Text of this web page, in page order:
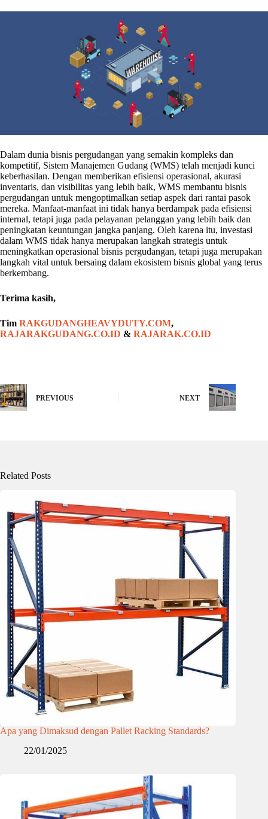
Dalam dunia bisnis pergudangan yang semakin kompleks dan
kompetitif, Sistem Manajemen Gudang (WMS) telah menjadi kunci
keberhasilan. Dengan memberikan efisiensi operasional, akurasi
inventaris, dan visibilitas yang lebih baik, WMS membantu bisnis
pergudangan untuk mengoptimalkan setiap aspek dari rantai pasok
mereka. Manfaat-manfaat ini tidak hanya berdampak pada efisiensi
internal, tetapi juga pada pelayanan pelanggan yang lebih baik dan
peningkatan keuntungan jangka panjang. Oleh karena itu, investasi
dalam WMS tidak hanya merupakan langkah strategis untuk
meningkatkan operasional bisnis pergudangan, tetapi juga merupakan
langkah vital untuk bersaing dalam ekosistem bisnis global yang terus
berkembang.
Terima kasih,
Tim RAKGUDANGHEAVYDUTY.COM,
RAJARAKGUDANG.CO.ID & RAJARAK.CO.ID
PREVIOUS NEXT
Related Posts
Apa yang Dimaksud dengan Pallet Racking Standards?
22/01/2025